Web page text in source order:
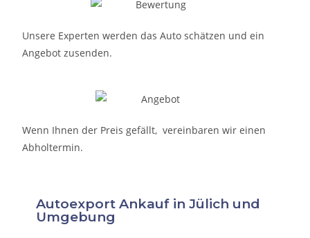
Unsere Experten werden das Auto schätzen und ein
Angebot zusenden.
Wenn Ihnen der Preis gefällt, vereinbaren wir einen
Abholtermin.
Autoexport Ankauf in Jülich und
Umgebung